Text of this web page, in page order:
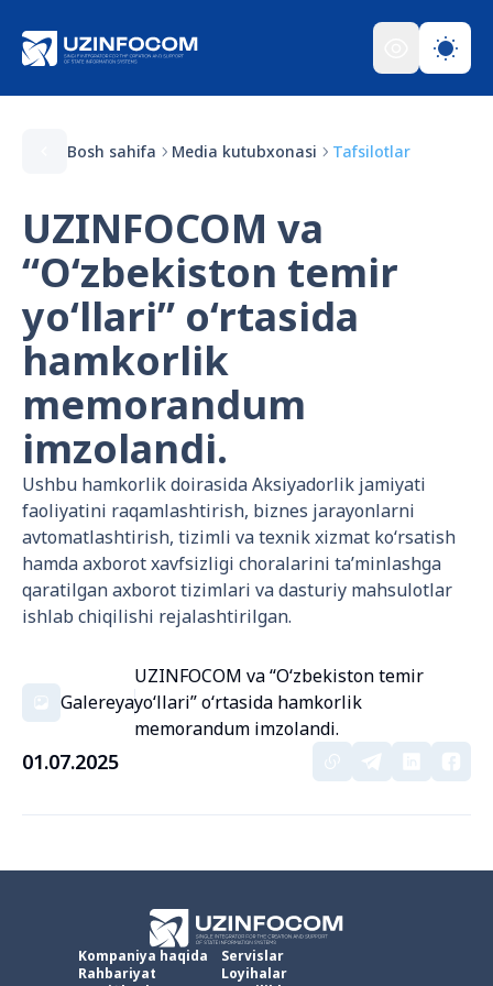
Bosh sahifa Media kutubxonasi Tafsilotlar
UZINFOCOM va
“O‘zbekiston temir
yo‘llari” o‘rtasida
hamkorlik
memorandum
imzolandi.
Ushbu hamkorlik doirasida Aksiyadorlik jamiyati
faoliyatini raqamlashtirish, biznes jarayonlarni
avtomatlashtirish, tizimli va texnik xizmat ko‘rsatish
hamda axborot xavfsizligi choralarini taʼminlashga
qaratilgan axborot tizimlari va dasturiy mahsulotlar
ishlab chiqilishi rejalashtirilgan.
Galereya
UZINFOCOM va “O‘zbekiston temir
yo‘llari” o‘rtasida hamkorlik
memorandum imzolandi.
01.07.2025
Kompaniya haqida
Rahbariyat
Servislar
Loyihalar